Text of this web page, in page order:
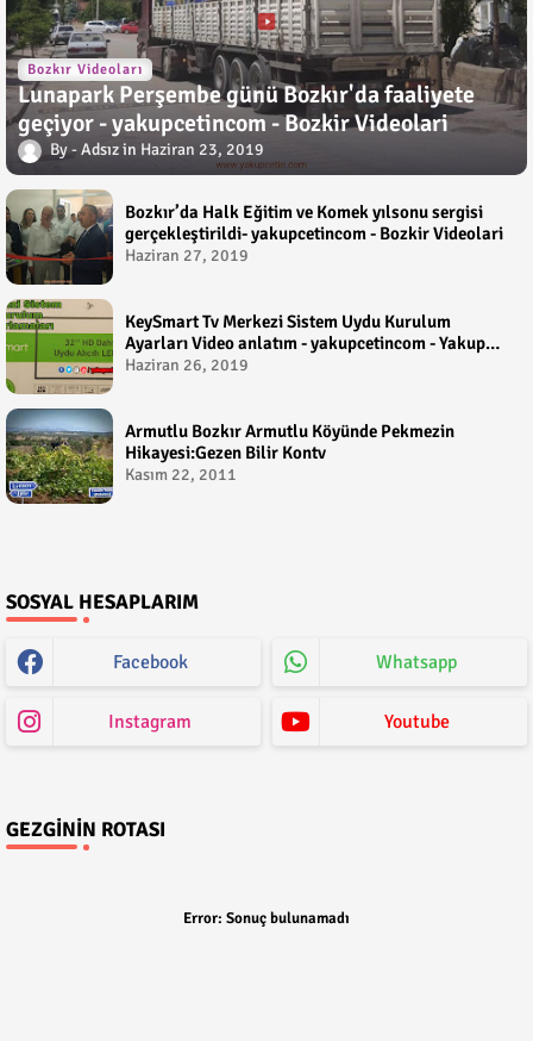
Bozkır Videoları
Lunapark Perşembe günü Bozkır'da faaliyete
geçiyor - yakupcetincom - Bozkir Videolari
Adsız Haziran 23, 2019
Bozkır’da Halk Eğitim ve Komek yılsonu sergisi
gerçekleştirildi- yakupcetincom - Bozkir Videolari
Haziran 27, 2019
KeySmart Tv Merkezi Sistem Uydu Kurulum
Ayarları Video anlatım - yakupcetincom - Yakup
Çetin
Haziran 26, 2019
Armutlu Bozkır Armutlu Köyünde Pekmezin
Hikayesi:Gezen Bilir Kontv
Kasım 22, 2011
SOSYAL HESAPLARIM
Facebook Whatsapp
Instagram Youtube
GEZGININ ROTASI
Error: Sonuç bulunamadı